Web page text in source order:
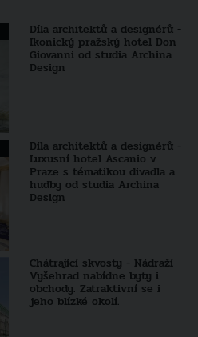
Díla architektů a designérů -
Ikonický pražský hotel Don
Giovanni od studia Archina
Design
Díla architektů a designérů -
Luxusní hotel Ascanio v
Praze s tématikou divadla a
hudby od studia Archina
Design
Chátrající skvosty - Nádraží
Vyšehrad nabídne byty i
obchody. Zatraktivní se i
jeho blízké okolí.